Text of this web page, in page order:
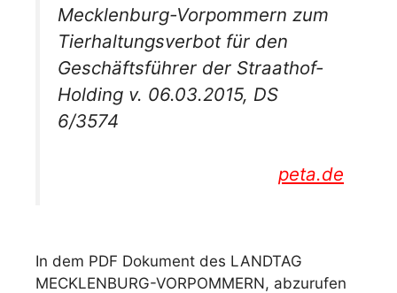
Mecklenburg-Vorpommern zum
Tierhaltungsverbot für den
Geschäftsführer der Straathof-
Holding v. 06.03.2015, DS
6/3574
peta.de
In dem PDF Dokument des LANDTAG
MECKLENBURG-VORPOMMERN, abzurufen